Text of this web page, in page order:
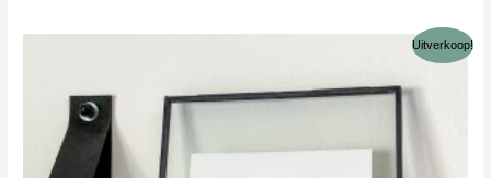
Uitverkoop!